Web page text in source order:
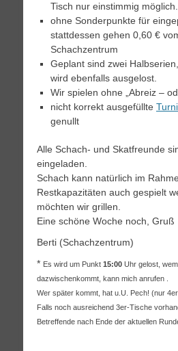
Tisch nur einstimmig möglich.
ohne Sonderpunkte für
stattdessen gehen 0,60 €
Schachzentrum
Geplant sind zwei
wird ebenfalls ausgelost.
Wir spielen ohne „Abreiz –
nicht korrekt ausgefüllte
genullt
Alle Schach- und Skatfreunde
eingeladen.
Schach kann natürlich im
Restkapazitäten auch gespielt
möchten wir grillen.
Eine schöne Woche noch, Gruß
Berti (Schachzentrum)
* Es wird um Punkt 15:00 Uhr gelost,
dazwischenkommt, kann mich anrufen .
Wer später kommt, hat u.U. Pech! (nur
Falls noch ausreichend 3er-Tische
Betreffende nach Ende der aktuellen